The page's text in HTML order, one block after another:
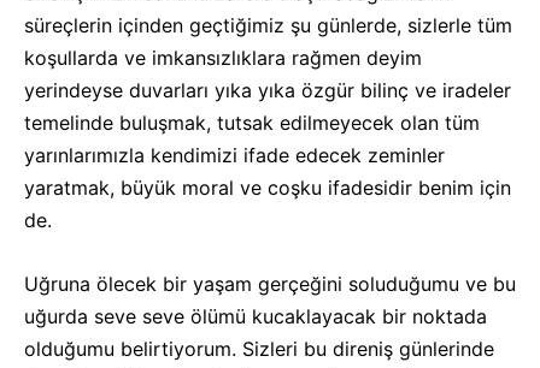
süreçlerin içinden geçtiğimiz şu günlerde, sizlerle tüm
koşullarda ve imkansızlıklara rağmen deyim
yerindeyse duvarları yıka yıka özgür bilinç ve iradeler
temelinde buluşmak, tutsak edilmeyecek olan tüm
yarınlarımızla kendimizi ifade edecek zeminler
yaratmak, büyük moral ve coşku ifadesidir benim için
de.
Uğruna ölecek bir yaşam gerçeğini soluduğumu ve bu
uğurda seve seve ölümü kucaklayacak bir noktada
olduğumu belirtiyorum. Sizleri bu direniş günlerinde